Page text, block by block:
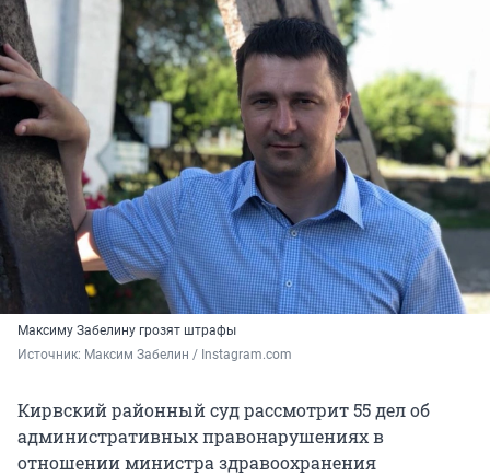
Максиму Забелину грозят штрафы
Источник: Максим Забелин / Instagram.com
Кирвский районный суд рассмотрит 55 дел об
административных правонарушениях в
отношении министра здравоохранения